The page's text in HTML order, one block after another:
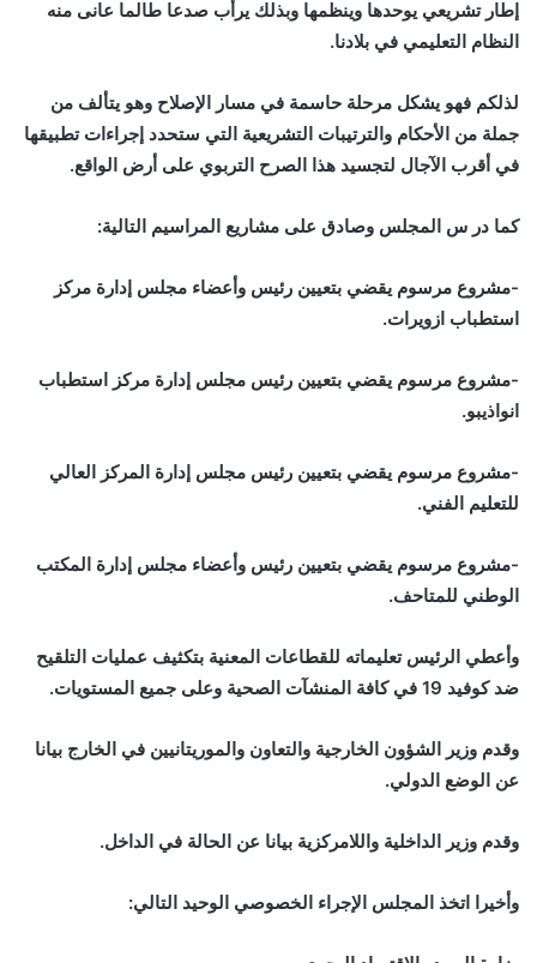
إطار تشريعي يوحدها وينظمها وبذلك يرأب صدعا طالما عانى منه
النظام التعليمي في بلادنا.
لذلكم فهو يشكل مرحلة حاسمة في مسار الإصلاح وهو يتألف من
جملة من الأحكام والترتيبات التشريعية التي ستحدد إجراءات تطبيقها
في أقرب الآجال لتجسيد هذا الصرح التربوي على أرض الواقع.
كما در س المجلس وصادق على مشاريع المراسيم التالية:
-مشروع مرسوم يقضي بتعيين رئيس وأعضاء مجلس إدارة مركز
استطباب ازويرات.
-مشروع مرسوم يقضي بتعيين رئيس مجلس إدارة مركز استطباب
انواذيبو.
-مشروع مرسوم يقضي بتعيين رئيس مجلس إدارة المركز العالي
للتعليم الفني.
-مشروع مرسوم يقضي بتعيين رئيس وأعضاء مجلس إدارة المكتب
الوطني للمتاحف.
وأعطي الرئيس تعليماته للقطاعات المعنية بتكثيف عمليات التلقيح
ضد كوفيد 19 في كافة المنشآت الصحية وعلى جميع المستويات.
وقدم وزير الشؤون الخارجية والتعاون والموريتانيين في الخارج بيانا
عن الوضع الدولي.
وقدم وزير الداخلية واللامركزية بيانا عن الحالة في الداخل.
وأخيرا اتخذ المجلس الإجراء الخصوصي الوحيد التالي: